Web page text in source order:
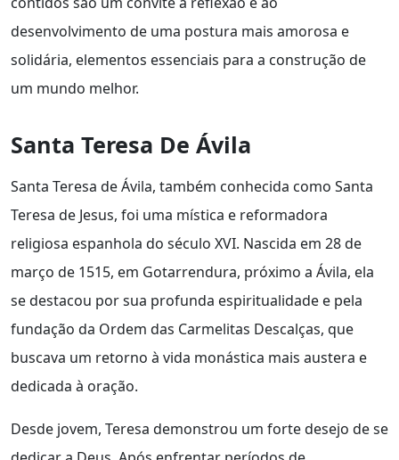
desenvolvimento de uma postura mais amorosa e
solidária, elementos essenciais para a construção de
um mundo melhor.
Santa Teresa De Ávila
Santa Teresa de Ávila, também conhecida como Santa
Teresa de Jesus, foi uma mística e reformadora
religiosa espanhola do século XVI. Nascida em 28 de
março de 1515, em Gotarrendura, próximo a Ávila, ela
se destacou por sua profunda espiritualidade e pela
fundação da Ordem das Carmelitas Descalças, que
buscava um retorno à vida monástica mais austera e
dedicada à oração.
Desde jovem, Teresa demonstrou um forte desejo de se